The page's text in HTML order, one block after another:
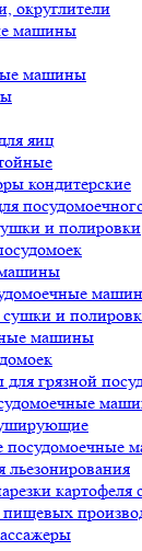
округлители
машины
машины
яиц
кондитерские
и полировки
и
машины
для грязной
посудомоечные
льезонирования
картофеля